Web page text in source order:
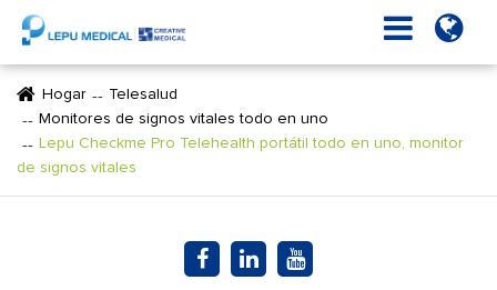
Hogar
Telesalud
Monitores de signos vitales todo en uno
Lepu Checkme Pro Telehealth portátil todo en uno, monitor
de signos vitales